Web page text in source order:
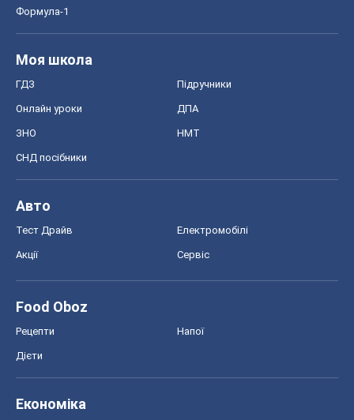
Формула-1
Моя школа
ГДЗ Підручники
Онлайн уроки ДПА
ЗНО НМТ
СНД посібники
Авто
Тест Драйв Електромобілі
Акції Сервіс
Food Oboz
Рецепти Напої
Дієти
Економіка